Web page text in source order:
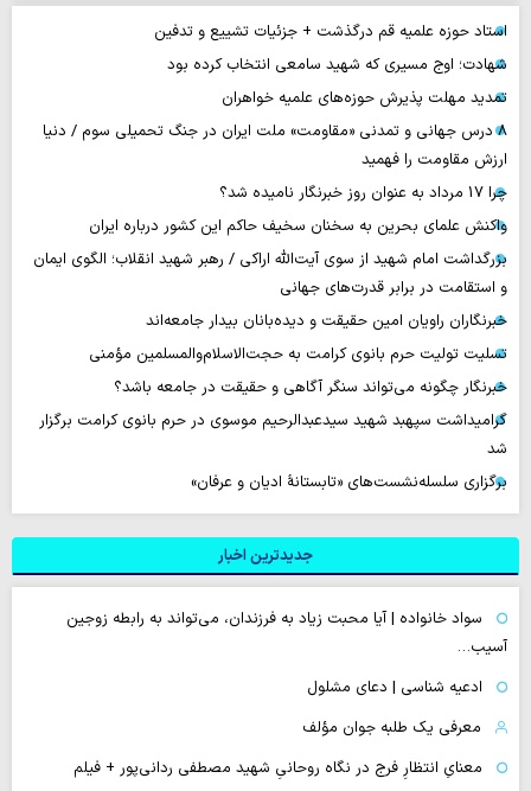
استاد حوزه علمیه قم درگذشت + جزئیات تشییع و تدفین
شهادت؛ اوج مسیری که شهید سامعی انتخاب کرده بود
تمدید مهلت پذیرش حوزه‌های علمیه خواهران
۸ درس جهانی و تمدنی «مقاومت» ملت ایران در جنگ تحمیلی سوم / دنیا
ارزش مقاومت را فهمید
چرا 17 مرداد به عنوان روز خبرنگار نامیده شد؟
واکنش علمای بحرین به سخنان سخیف حاکم این کشور درباره ایران
بزرگداشت امام شهید از سوی آیت‌الله اراکی / رهبر شهید انقلاب؛ الگوی ایمان
و استقامت در برابر قدرت‌های جهانی
خبرنگاران راویان امین حقیقت و دیده‌بانان بیدار جامعه‌اند
تسلیت تولیت حرم بانوی کرامت به حجت‌الاسلام‌والمسلمین مؤمنی
خبرنگار چگونه می‌تواند سنگر آگاهی و حقیقت در جامعه باشد؟
گرامیداشت سپهبد شهید سیدعبدالرحیم موسوی در حرم بانوی کرامت برگزار
شد
برگزاری سلسله‌نشست‌های «تابستانهٔ ادیان و عرفان»
جدیدترین اخبار
سواد خانواده | آیا محبت زیاد به فرزندان، می‌تواند به رابطه زوجین
آسیب…
ادعیه شناسی | دعای مشلول
معرفی یک طلبه جوان مؤلف
معنایِ انتظارِ فرج در نگاه روحانیِ شهید مصطفی ردانی‌پور + فیلم